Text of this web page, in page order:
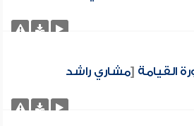
القيامة [مشاري راشد